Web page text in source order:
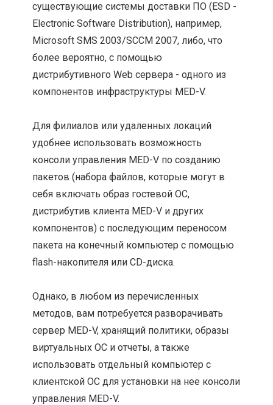
существующие системы доставки ПО (ESD -
Electronic Software Distribution), например,
Microsoft SMS 2003/SCCM 2007, либо, что
более вероятно, с помощью
дистрибутивного Web сервера - одного из
компонентов инфраструктуры MED-V.
Для филиалов или удаленных локаций
удобнее использовать возможность
консоли управления MED-V по созданию
пакетов (набора файлов, которые могут в
себя включать образ гостевой ОС,
дистрибутив клиента MED-V и других
компонентов) с последующим переносом
пакета на конечный компьютер с помощью
flash-накопителя или CD-диска.
Однако, в любом из перечисленных
методов, вам потребуется разворачивать
сервер MED-V, хранящий политики, образы
виртуальных ОС и отчеты, а также
использовать отдельный компьютер с
клиентской ОС для установки на нее консоли
управления MED-V.